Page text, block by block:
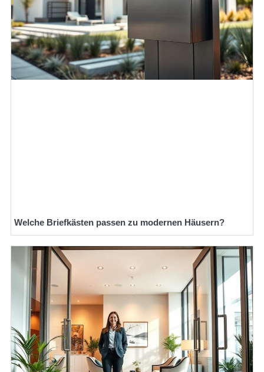
Welche Briefkästen passen zu modernen Häusern?